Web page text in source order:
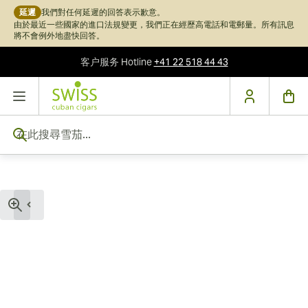
延遲 我們對任何延遲的回答表示歉意。
由於最近一些國家的進口法規變更，我們正在經歷高電話和電郵量。所有訊息
將不會例外地盡快回答。
客户服务 Hotline+41 22 518 44 43